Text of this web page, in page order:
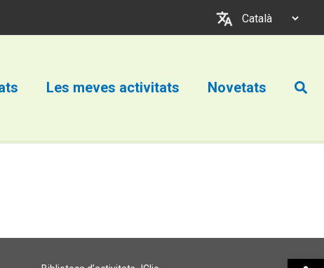
un
Les meves activitats Novetats